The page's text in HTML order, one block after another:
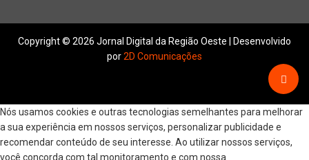
Copyright © 2026 Jornal Digital da Região Oeste | Desenvolvido
por2D Comunicações
Nós usamos cookies e outras tecnologias semelhantes para melhorar
a sua experiência em nossos serviços, personalizar publicidade e
recomendar conteúdo de seu interesse. Ao utilizar nossos serviços,
você concorda com tal monitoramento e com nossa